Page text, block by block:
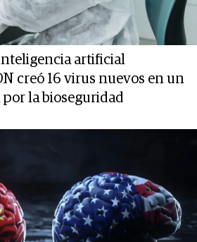
artificial
creó 16 virus nuevos en un
por la bioseguridad